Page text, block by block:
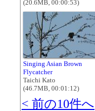
(20.6MB, 00:00:53)
Singing Asian Brown
Flycatcher
Taichi Kato
(46.7MB, 00:01:12)
< 前の10件へ